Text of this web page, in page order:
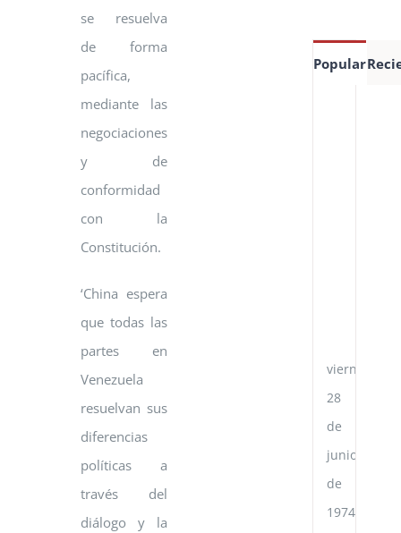
se resuelva
de forma
pacífica,
mediante las
negociaciones
y de
conformidad
con la
Constitución.
‘China espera
que todas las
partes en
Venezuela
resuelvan sus
diferencias
políticas a
través del
diálogo y la
Popular
viernes,
28
de
junio
de
1974